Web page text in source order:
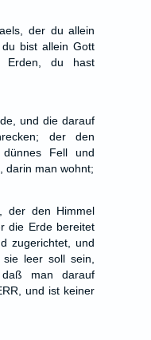
der du allein
bist allein Gott
Erden, du hast
und die darauf
der den
Fell und
darin man wohnt;
der den Himmel
die Erde bereitet
zugerichtet, und
leer soll sein,
man darauf
und ist keiner